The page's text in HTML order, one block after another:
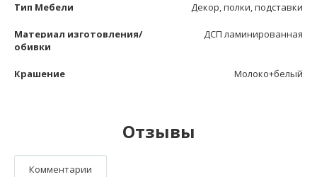
Тип Мебели Декор, полки, подставки
Материал изготовления/
обивки
ДСП ламинированная
Крашение Молоко+белый
Отзывы
Комментарии